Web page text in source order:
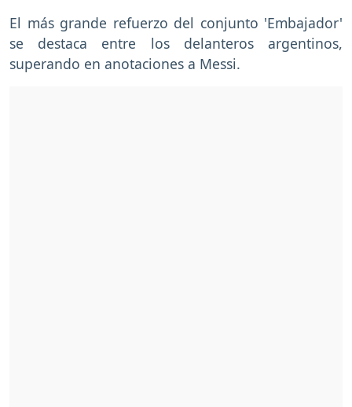
El más grande refuerzo del conjunto 'Embajador'
se destaca entre los delanteros argentinos,
superando en anotaciones a Messi.